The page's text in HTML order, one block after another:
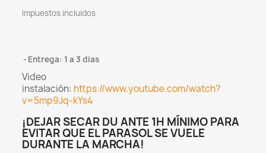
Impuestos incluidos
Entrega: 1 a 3 dias
Video
instalación: https://www.youtube.com/watch?
v=5mp9Jq-kYs4
¡DEJAR SECAR DU ANTE 1H MÍNIMO PARA
EVITAR QUE EL PARASOL SE VUELE
DURANTE LA MARCHA!